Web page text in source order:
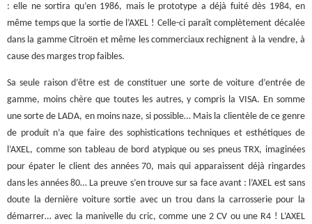
: elle ne sortira qu’en 1986, mais le prototype a déjà fuité dès 1984, en
même temps que la sortie de l’AXEL ! Celle-ci paraît complètement décalée
dans la gamme Citroën et même les commerciaux rechignent à la vendre, à
cause des marges trop faibles.
Sa seule raison d’être est de constituer une sorte de voiture d’entrée de
gamme, moins chère que toutes les autres, y compris la VISA. En somme
une sorte de LADA, en moins naze, si possible… Mais la clientèle de ce genre
de produit n’a que faire des sophistications techniques et esthétiques de
l’AXEL, comme son tableau de bord atypique ou ses pneus TRX, imaginées
pour épater le client des années 70, mais qui apparaissent déjà ringardes
dans les années 80… La preuve s’en trouve sur sa face avant : l’AXEL est sans
doute la dernière voiture sortie avec un trou dans la carrosserie pour la
démarrer… avec la manivelle du cric, comme une 2 CV ou une R4 ! L’AXEL